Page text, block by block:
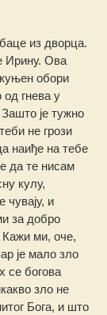
из дворца.
Ирину. Ова
обори
од гнева у
је тужно
не грози
наиђе на тебе
да те нисам
кулу,
чувају, и
за добро
Кажи ми, оче,
је мало зло
се богова
зло не
Бога, и што